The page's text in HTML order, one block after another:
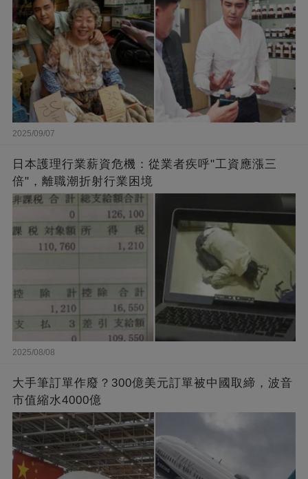
2025/09/07
日本護理行業薪資危機：從業者疾呼"工資應漲三
倍"，離職潮折射行業困境
2025/08/08
大手筆訂單作廢？300億美元訂單被中國取締，波音
市值縮水4000億